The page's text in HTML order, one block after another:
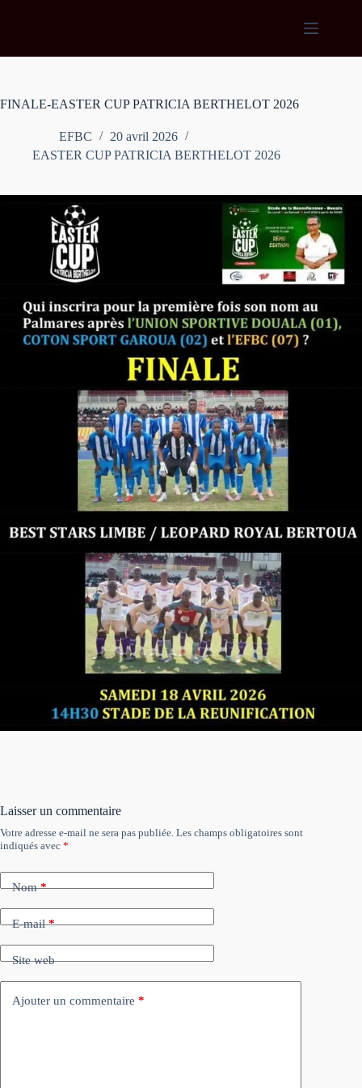
FINALE-EASTER CUP PATRICIA BERTHELOT 2026
EFBC
20 avril 2026
EASTER CUP PATRICIA BERTHELOT 2026
Laisser un commentaire
Votre adresse e-mail ne sera pas publiée. Les champs obligatoires sont
indiqués avec *
Nom*
E-mail*
Site web
Ajouter un commentaire *